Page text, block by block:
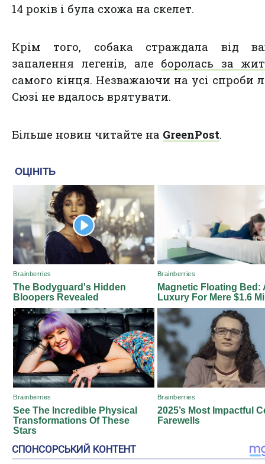
14 років і була схожа на скелет.
Крім того, собака страждала від
запалення легенів, але боролась за
самого кінця. Незважаючи на усі спроби
Сюзі не вдалось врятувати.
Більше новин читайте на GreenPost.